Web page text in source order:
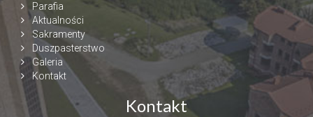
Parafia
Aktualności
Sakramenty
Duszpasterstwo
Galeria
Kontakt
Kontakt